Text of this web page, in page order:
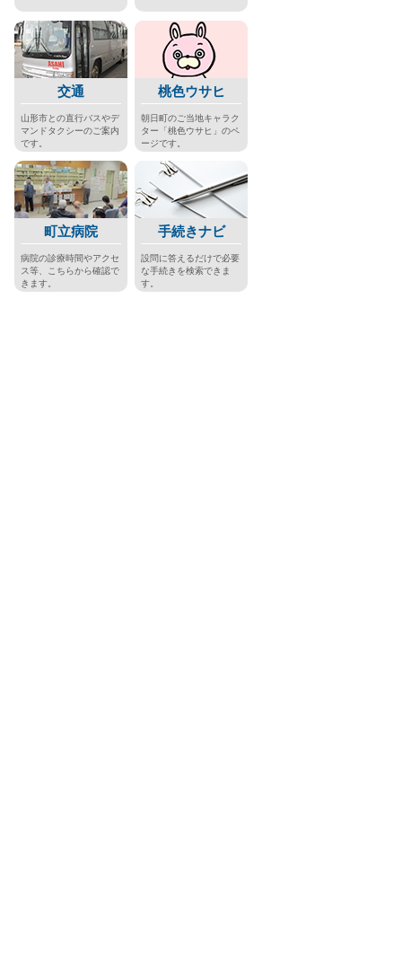
交通
山形市との直行バスやデ
マンドタクシーのご案内
です。
桃色ウサヒ
朝日町のご当地キャラク
ター「桃色ウサヒ」のペ
ージです。
町立病院
病院の診療時間やアクセ
ス等、こちらから確認で
きます。
手続きナビ
設問に答えるだけで必要
な手続きを検索できま
す。